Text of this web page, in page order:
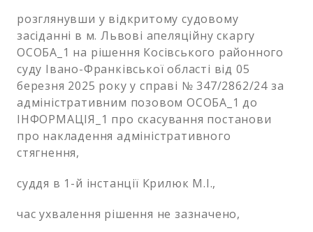
розглянувши у відкритому судовому
засіданні в м. Львові апеляційну скаргу
ОСОБА_1 на рішення Косівського районного
суду Івано-Франківської області від 05
березня 2025 року у справі № 347/2862/24 за
адміністративним позовом ОСОБА_1 до
ІНФОРМАЦІЯ_1 про скасування постанови
про накладення адміністративного
стягнення,
суддя в 1-й інстанції Крилюк М.І.,
час ухвалення рішення не зазначено,